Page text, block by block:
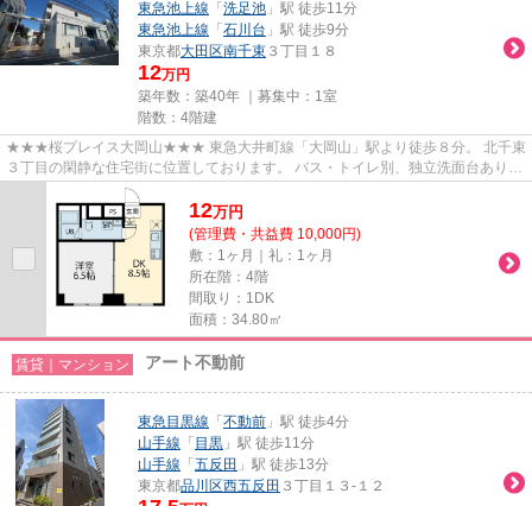
東急池上線 「 洗足池 」駅 徒歩11分
東急池上線 「 石川台 」駅 徒歩9分
東京都大田区南千束 ３丁目１８
12万円
築年数：築40年 ｜募集中： 1室
階数：4階建
★★★桜プレイス大岡山★★★ 東急大井町線「大岡山」駅より徒歩８分。 北千束
３丁目の閑静な住宅街に位置しております。 バス・トイレ別、独立洗面台あり。
単身にもお二人入居にもおすす...
12万円
(管理費・共益費 10,000円)
敷：1ヶ月｜礼：1ヶ月
所在階：4階
間取り：1DK
面積：34.80㎡
賃貸｜マンション アート不動前
東急目黒線 「 不動前 」駅 徒歩4分
山手線 「 目黒 」駅 徒歩11分
山手線 「 五反田 」駅 徒歩13分
東京都品川区西五反田 ３丁目１３-１２